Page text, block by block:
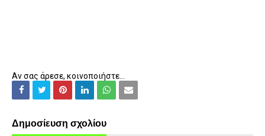
Αν σας άρεσε, κοινοποιήστε...
Δημοσίευση σχολίου